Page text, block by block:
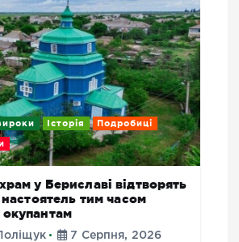
Історія Подробиці
у Бериславі відтворять
настоятель тим часом
7 Серпня, 2026